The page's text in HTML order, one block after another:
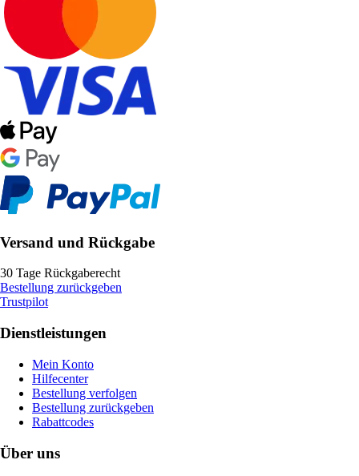
Versand und Rückgabe
30 Tage Rückgaberecht
Bestellung zurückgeben
Trustpilot
Dienstleistungen
Mein Konto
Hilfecenter
Bestellung verfolgen
Bestellung zurückgeben
Rabattcodes
Über uns